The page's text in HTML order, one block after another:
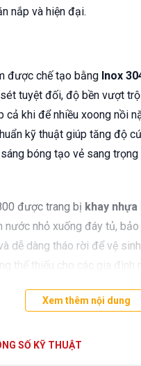
nắp và hiện đại.
được chế tạo bằng Inox
tuyệt đối, độ bền vượt
cả khi để nhiều xoong nồi
kỹ thuật giúp tăng độ
bóng tạo vẻ sang trọng
được trang bị khay
nước nhỏ xuống đáy tủ,
dễ dàng tháo rời để vệ
thể thiếu cho các gia đình
Xem thêm nội dung
SỐ KỸ THUẬT